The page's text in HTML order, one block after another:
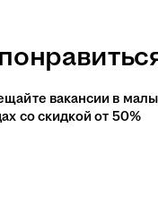
вакансии в
со скидкой от 50%